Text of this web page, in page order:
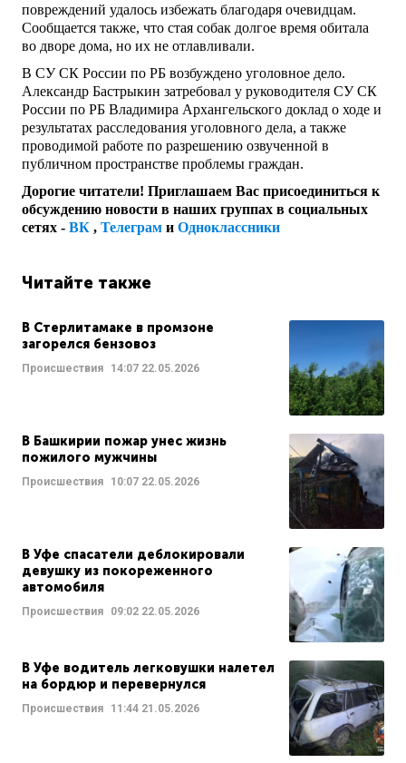
повреждений удалось избежать благодаря очевидцам.
Сообщается также, что стая собак долгое время обитала
во дворе дома, но их не отлавливали.
В СУ СК России по РБ возбуждено уголовное дело.
Александр Бастрыкин затребовал у руководителя СУ СК
России по РБ Владимира Архангельского доклад о ходе и
результатах расследования уголовного дела, а также
проводимой работе по разрешению озвученной в
публичном пространстве проблемы граждан.
Дорогие читатели! Приглашаем Вас присоединиться к
обсуждению новости в наших группах в социальных
сетях - ВК , Телеграм и Одноклассники
Читайте также
В Стерлитамаке в промзоне
загорелся бензовоз
Происшествия 14:07 22.05.2026
В Башкирии пожар унес жизнь
пожилого мужчины
Происшествия 10:07 22.05.2026
В Уфе спасатели деблокировали
девушку из покореженного
автомобиля
Происшествия 09:02 22.05.2026
В Уфе водитель легковушки налетел
на бордюр и перевернулся
Происшествия 11:44 21.05.2026